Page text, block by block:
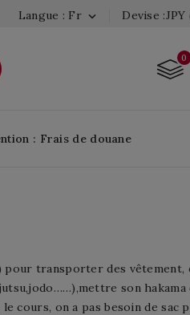
Devise :JPY
Langue : Fr 
0
: Frais de douane
transporter des vêtement,
son
cours, on a pas besoin de sac